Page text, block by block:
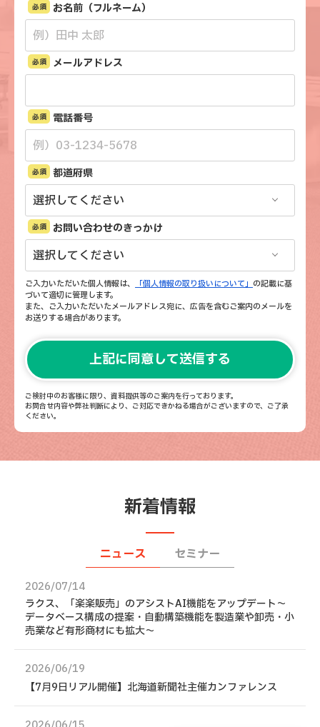
お名前（フルネーム）
必須
メールアドレス
必須
電話番号
必須
都道府県
必須
お問い合わせのきっかけ
必須
ご入力いただいた個人情報は、 「個人情報の取り扱いについて」 の記載に基
づいて適切に管理します。
また、ご入力いただいたメールアドレス宛に、広告を含むご案内のメールを
お送りする場合があります。
ご検討中のお客様に限り、資料提供等のご案内を行っております。
お問合せ内容や弊社判断により、ご対応できかねる場合がございますので、ご了承
ください。
新着情報
ニュース セミナー
2026/07/14
ラクス、「楽楽販売」のアシストAI機能をアップデート〜
データベース構成の提案・自動構築機能を製造業や卸売・小
売業など有形商材にも拡大～
2026/06/19
【7月9日リアル開催】北海道新聞社主催カンファレンス